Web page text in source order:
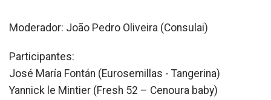
Moderador: João Pedro Oliveira (Consulai)
Participantes:
José María Fontán (Eurosemillas - Tangerina)
Yannick le Mintier (Fresh 52 – Cenoura baby)